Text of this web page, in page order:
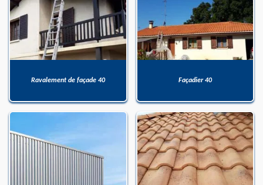
Ravalement de façade 40 Façadier 40